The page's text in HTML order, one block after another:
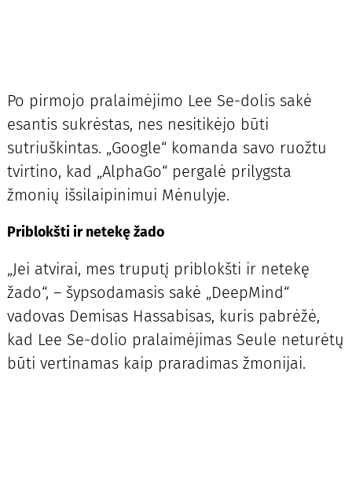
Po pirmojo pralaimėjimo Lee Se-dolis sakė
esantis sukrėstas, nes nesitikėjo būti
sutriuškintas. „Google“ komanda savo ruožtu
tvirtino, kad „AlphaGo“ pergalė prilygsta
žmonių išsilaipinimui Mėnulyje.
Priblokšti ir netekę žado
„Jei atvirai, mes truputį priblokšti ir netekę
žado“, – šypsodamasis sakė „DeepMind“
vadovas Demisas Hassabisas, kuris pabrėžė,
kad Lee Se-dolio pralaimėjimas Seule neturėtų
būti vertinamas kaip praradimas žmonijai.